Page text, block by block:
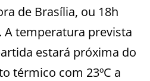
de Brasília, ou 18h
A temperatura prevista
estará próxima do
térmico com 23ºC a